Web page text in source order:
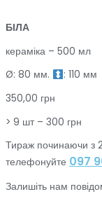
БІЛА
кераміка – 500 мл
Ø: 80 мм.
: 110 мм
350,00 грн
> 9 шт – 300 грн
Тираж починаючи з
телефонуйте 097
Залишіть нам